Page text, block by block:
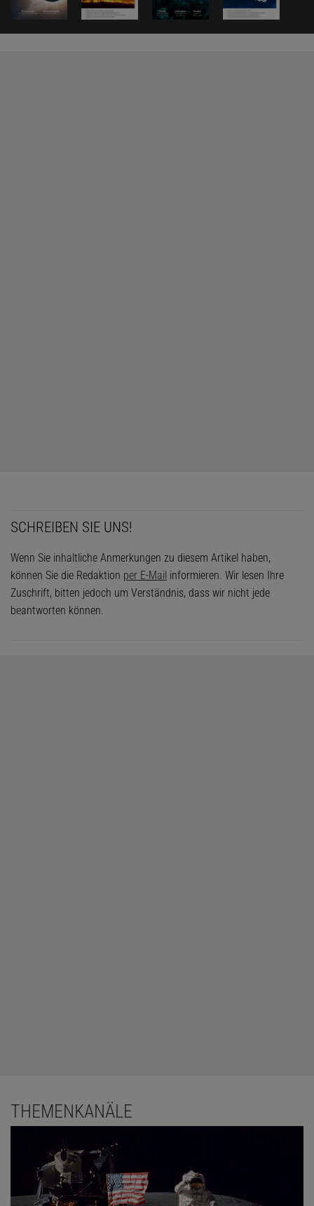
SCHREIBEN SIE UNS!
Wenn Sie inhaltliche Anmerkungen zu diesem Artikel haben,
können Sie die Redaktion per E-Mail informieren. Wir lesen Ihre
Zuschrift, bitten jedoch um Verständnis, dass wir nicht jede
beantworten können.
THEMENKANÄLE